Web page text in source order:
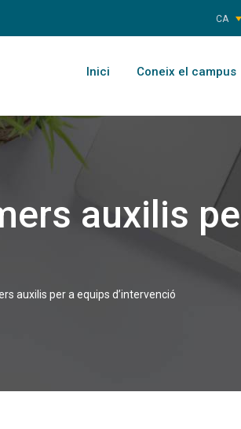
CA
Inici Coneix el campus
auxilis
auxilis per a equips d’intervenció